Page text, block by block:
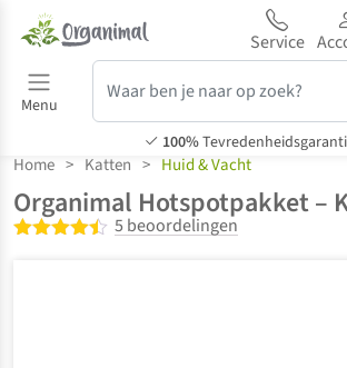
Service
Menu
100%
Home > Katten > Huid & Vacht
Organimal Hotspotpakket –
5 beoordelingen